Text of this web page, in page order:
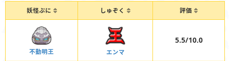
妖怪ぷに しゅぞく 評価
不動明王 エンマ
5.5/10.0